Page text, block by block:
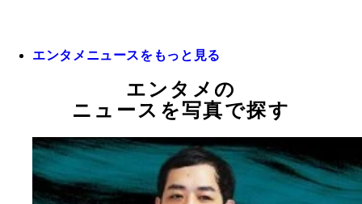
エンタメニュースをもっと見る
エンタメの
ニュースを写真で探す